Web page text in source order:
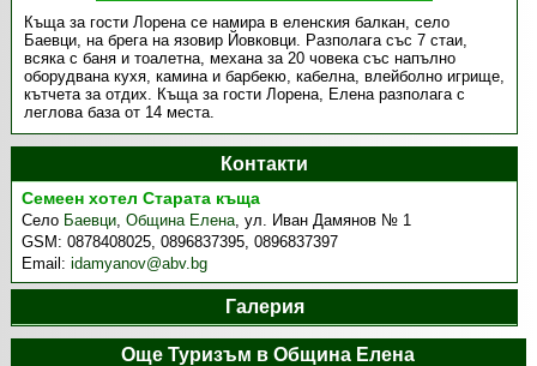
Къща за гости Лорена се намира в еленския балкан, село
Баевци, на брега на язовир Йовковци. Разполага със 7 стаи,
всяка с баня и тоалетна, механа за 20 човека със напълно
оборудвана кухя, камина и барбекю, кабелна, влейболно игрище,
кътчета за отдих. Къща за гости Лорена, Елена разполага с
леглова база от 14 места.
Контакти
Семеен хотел Старата къща
Село Баевци,Община Елена,ул. Иван Дамянов № 1
GSM:0878408025, 0896837395, 0896837397
Email:idamyanov@abv.bg
Галерия
Още Туризъм в Община Елена